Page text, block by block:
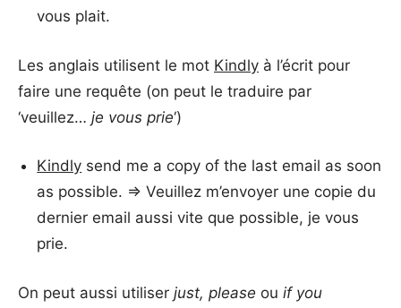
vous plait.
Les anglais utilisent le mot Kindly à l’écrit pour
faire une requête (on peut le traduire par
‘veuillez… je vous prie‘)
Kindly send me a copy of the last email as soon
as possible. => Veuillez m’envoyer une copie du
dernier email aussi vite que possible, je vous
prie.
On peut aussi utiliser just, please ou if you